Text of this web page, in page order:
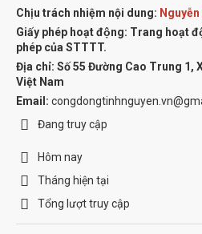
Chịu trách nhiệm nội dung:
Giấy phép hoạt động: Trang hoạt
phép của STTTT.
Địa chỉ: Số 55 Đường Cao Trung 1,
Việt Nam
Email:
Đang truy cập
Hôm nay
Tháng hiện tại
Tổng lượt truy cập